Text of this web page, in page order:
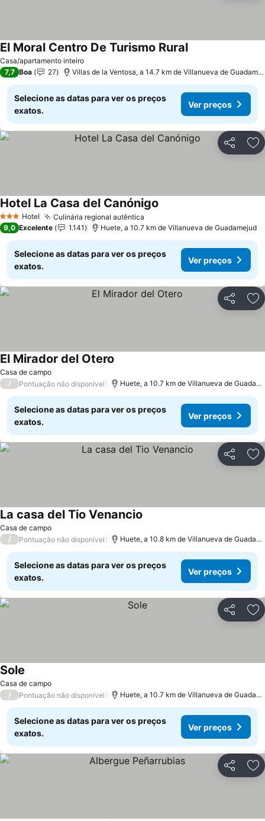
Casa/apartamento inteiro
El Moral Centro De Turismo RuralVer preços
7,7 Boa 27 Villas de la Ventosa, a 14.7 km de Villanueva de
Selecione as datas para ver os preços
exatos.
Ver preços
Partilhar
3 EstrelasHotel Culinária regional autêntica
Hotel La Casa del Canónigo
9,0 Excelente 1.141 Huete, a 10.7 km de Villanueva de Guadamejud
Selecione as datas para ver os preços
exatos.
Ver preços
Partilhar
Casa de campo
El Mirador del Otero
/ Pontuação não disponível Huete, a 10.7 km de Villanueva de
Selecione as datas para ver os preços
exatos.
Ver preços
Partilhar
Casa de campo
La casa del Tio Venancio
/ Pontuação não disponível Huete, a 10.8 km de Villanueva de
Selecione as datas para ver os preços
exatos.
Ver preços
Partilhar
Casa de campo
Sole
/ Pontuação não disponível Huete, a 10.7 km de Villanueva de
Selecione as datas para ver os preços
exatos.
Ver preços
Partilhar